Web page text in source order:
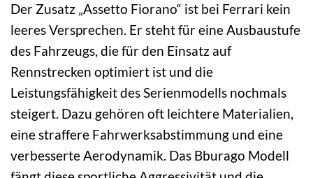
Der Zusatz „Assetto Fiorano“ ist bei Ferrari kein
leeres Versprechen. Er steht für eine Ausbaustufe
des Fahrzeugs, die für den Einsatz auf
Rennstrecken optimiert ist und die
Leistungsfähigkeit des Serienmodells nochmals
steigert. Dazu gehören oft leichtere Materialien,
eine straffere Fahrwerksabstimmung und eine
verbesserte Aerodynamik. Das Bburago Modell